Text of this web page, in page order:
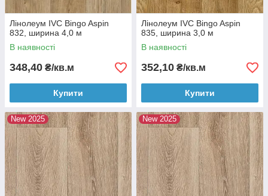
Лінолеум IVC Bingo Aspin
832, ширина 4,0 м
В наявності
348,40 ₴/кв.м
Купити
Лінолеум IVC Bingo Aspin
835, ширина 3,0 м
В наявності
352,10 ₴/кв.м
Купити
New 2025 New 2025